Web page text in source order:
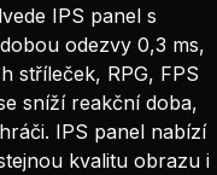
IPS panel s
odezvy 0,3 ms,
stříleček, RPG, FPS
sníží reakční doba,
IPS panel nabízí
kvalitu obrazu i